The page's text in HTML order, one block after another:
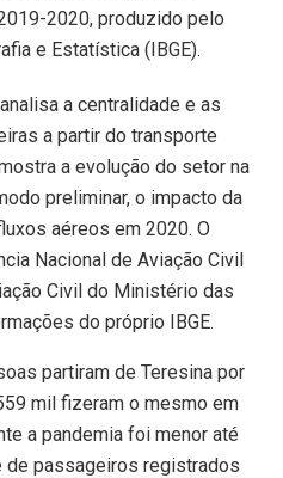
2020, produzido pelo
e Estatística (IBGE).
a centralidade e as
a partir do transporte
a evolução do setor na
preliminar, o impacto da
aéreos em 2020. O
Nacional de Aviação Civil
Civil do Ministério das
do próprio IBGE.
partiram de Teresina por
mil fizeram o mesmo em
a pandemia foi menor até
de passageiros registrados